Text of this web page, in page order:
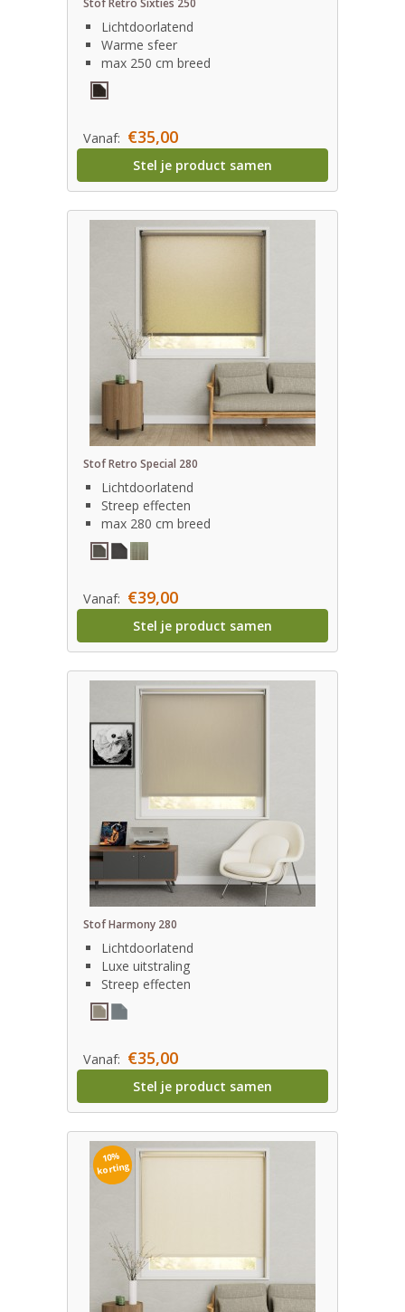
Stof Retro Sixties 250
Lichtdoorlatend
Warme sfeer
max 250 cm breed
Vanaf: €35,00
Stel je product samen
Stof Retro Special 280
Lichtdoorlatend
Streep effecten
max 280 cm breed
Vanaf: €39,00
Stel je product samen
Stof Harmony 280
Lichtdoorlatend
Luxe uitstraling
Streep effecten
Vanaf: €35,00
Stel je product samen
10%
korting